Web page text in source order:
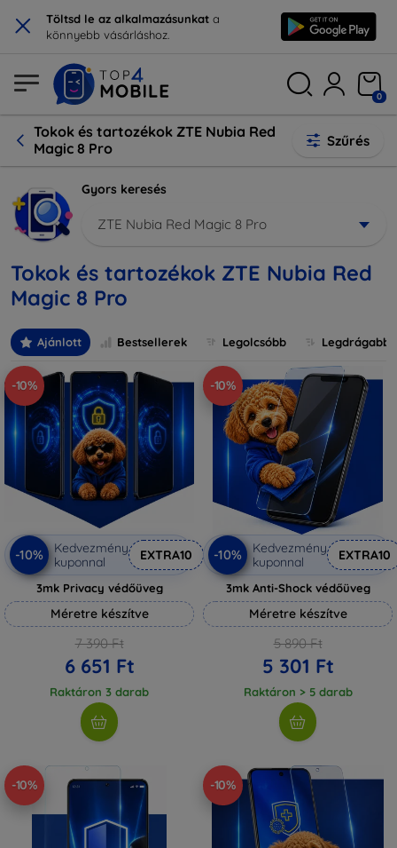
× Töltsd le az alkalmazásunkat a
könnyebb vásárláshoz.
0
Tokok és tartozékok ZTE Nubia Red
Magic 8 Pro
Szűrés
Gyors keresés
ZTE Nubia Red Magic 8 Pro
Tokok és tartozékok ZTE Nubia Red
Magic 8 Pro
Ajánlott Bestsellerek Legolcsóbb Legdrágabb
-10%
-10%
Kedvezmény
kuponnal
EXTRA10
3mk Privacy védőüveg
Méretre készítve
7 390 Ft
6 651 Ft
Raktáron 3 darab
-10%
-10%
Kedvezmény
kuponnal
EXTRA10
3mk Anti-Shock védőüveg
Méretre készítve
5 890 Ft
5 301 Ft
Raktáron > 5 darab
-10% -10%